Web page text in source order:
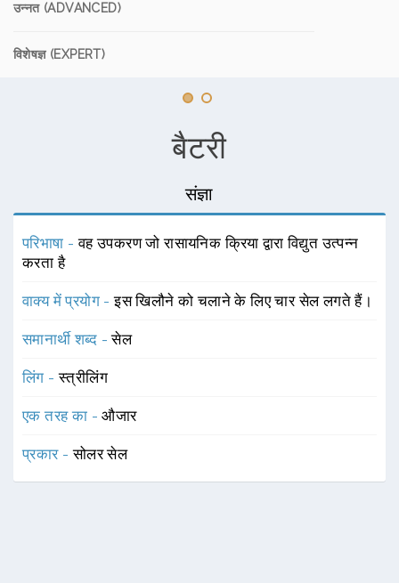
उन्नत (ADVANCED)
विशेषज्ञ (EXPERT)
बैटरी
संज्ञा
परिभाषा -वह उपकरण जो रासायनिक क्रिया द्वारा विद्युत उत्पन्न
करता है
वाक्य में प्रयोग -इस खिलौने को चलाने के लिए चार सेल लगते हैं।
समानार्थी शब्द -सेल
लिंग -स्त्रीलिंग
एक तरह का -औजार
प्रकार -सोलर सेल